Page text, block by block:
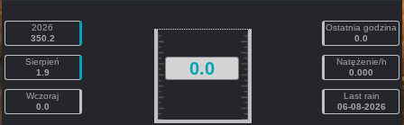
2026
350.2
Sierpień
1.9
Wczoraj
0.0
0.0
Ostatnia godzina
0.0
Natężenie/h
0.000
Last rain
06-08-2026